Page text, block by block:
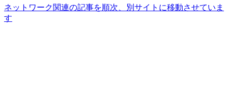
ネットワーク関連の記事を順次、別サイトに移動させていま
す